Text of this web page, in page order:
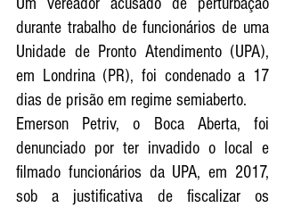
durante trabalho de funcionários de uma
Unidade de Pronto Atendimento (UPA),
em Londrina (PR), foi condenado a 17
dias de prisão em regime semiaberto.
Emerson Petriv, o Boca Aberta, foi
denunciado por ter invadido o local e
filmado funcionários da UPA, em 2017,
sob a justificativa de fiscalizar os